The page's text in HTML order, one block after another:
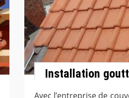
Installation
Avec l’entreprise de